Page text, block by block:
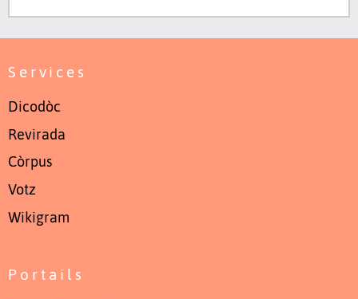
Services
Dicodòc
Revirada
Còrpus
Votz
Wikigram
Portails